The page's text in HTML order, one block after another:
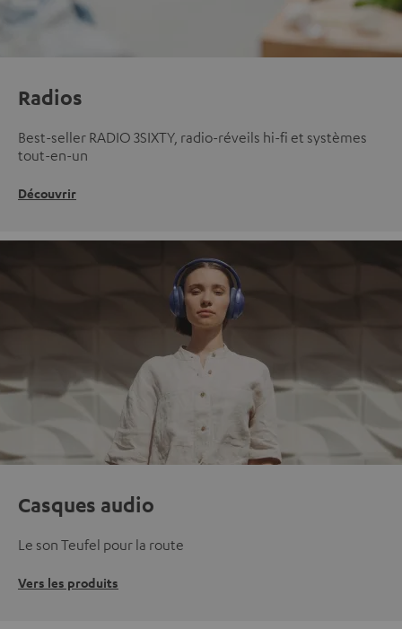
Radios
Best-seller RADIO 3SIXTY, radio-réveils hi-fi et systèmes
tout-en-un
Découvrir
Casques audio
Le son Teufel pour la route
Vers les produits